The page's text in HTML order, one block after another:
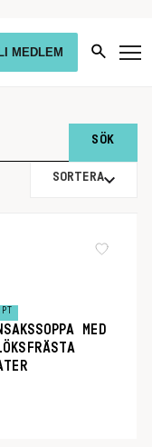
MEDLEM
SORTERA
MED